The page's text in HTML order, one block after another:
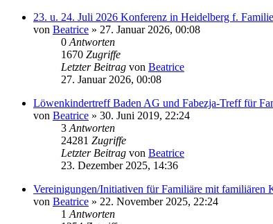
23. u. 24. Juli 2026 Konferenz in Heidelberg f.
von Beatrice » 27. Januar 2026, 00:08
0 Antworten
1670 Zugriffe
Letzter Beitrag von Beatrice
27. Januar 2026, 00:08
Löwenkindertreff Baden AG und Fabezja-Treff für
von Beatrice » 30. Juni 2019, 22:24
3 Antworten
24281 Zugriffe
Letzter Beitrag von Beatrice
23. Dezember 2025, 14:36
Vereinigungen/Initiativen für Familiäre mit
von Beatrice » 22. November 2025, 22:24
1 Antworten